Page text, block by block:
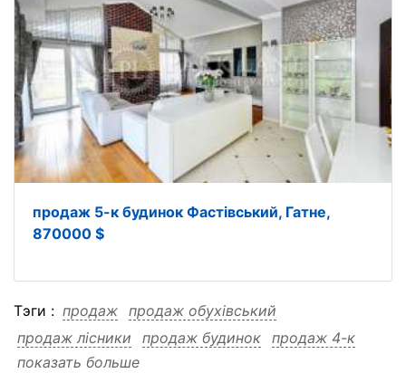
продаж 5-к будинок Фастівський, Гатне,
870000 $
Тэги : продаж продаж обухівський
продаж лісники
продаж будинок продаж 4-к
продаж 180000
показать больше